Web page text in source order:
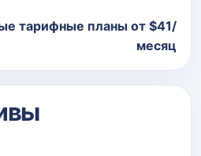
тарифные планы от $41/
месяц